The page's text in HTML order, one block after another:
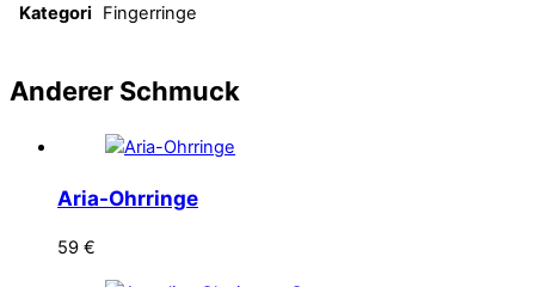
Kategori Fingerringe
Anderer Schmuck
Aria-Ohrringe
59 €